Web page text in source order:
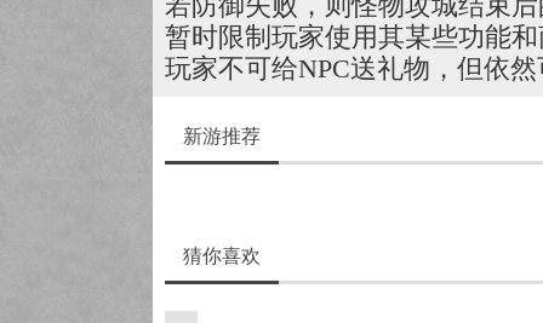
若防御失败，则怪物攻城结束
暂时限制玩家使用其某些功能
玩家不可给NPC送礼物，但依
新游推荐
猜你喜欢